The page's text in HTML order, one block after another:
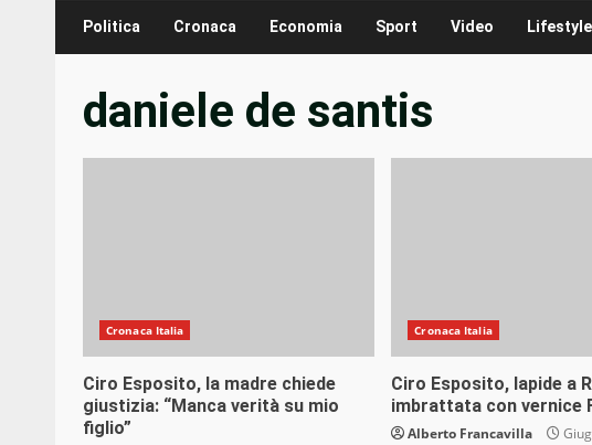
Politica Cronaca Economia Sport Video Lifestyle
daniele de santis
Cronaca Italia
Ciro Esposito, la madre chiede
giustizia: “Manca verità su mio
figlio”
Cronaca Italia
Ciro Esposito, lapide a
imbrattata con vernice
Alberto Francavilla